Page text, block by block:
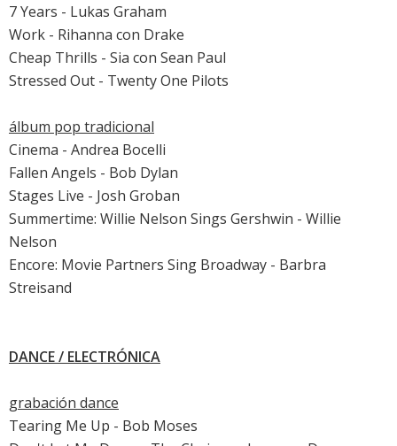
7 Years - Lukas Graham
Work - Rihanna con Drake
Cheap Thrills - Sia con Sean Paul
Stressed Out - Twenty One Pilots
álbum pop tradicional
Cinema - Andrea Bocelli
Fallen Angels - Bob Dylan
Stages Live - Josh Groban
Summertime: Willie Nelson Sings Gershwin - Willie
Nelson
Encore: Movie Partners Sing Broadway - Barbra
Streisand
DANCE / ELECTRÓNICA
grabación dance
Tearing Me Up - Bob Moses